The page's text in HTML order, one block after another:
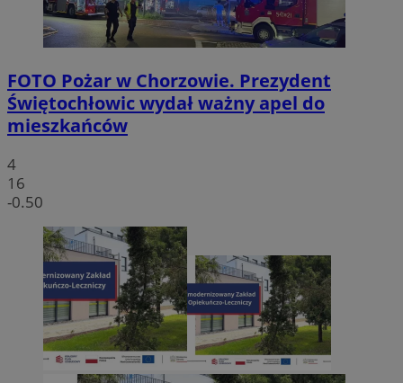
FOTO Pożar w Chorzowie. Prezydent
Świętochłowic wydał ważny apel do
mieszkańców
4
16
-0.50